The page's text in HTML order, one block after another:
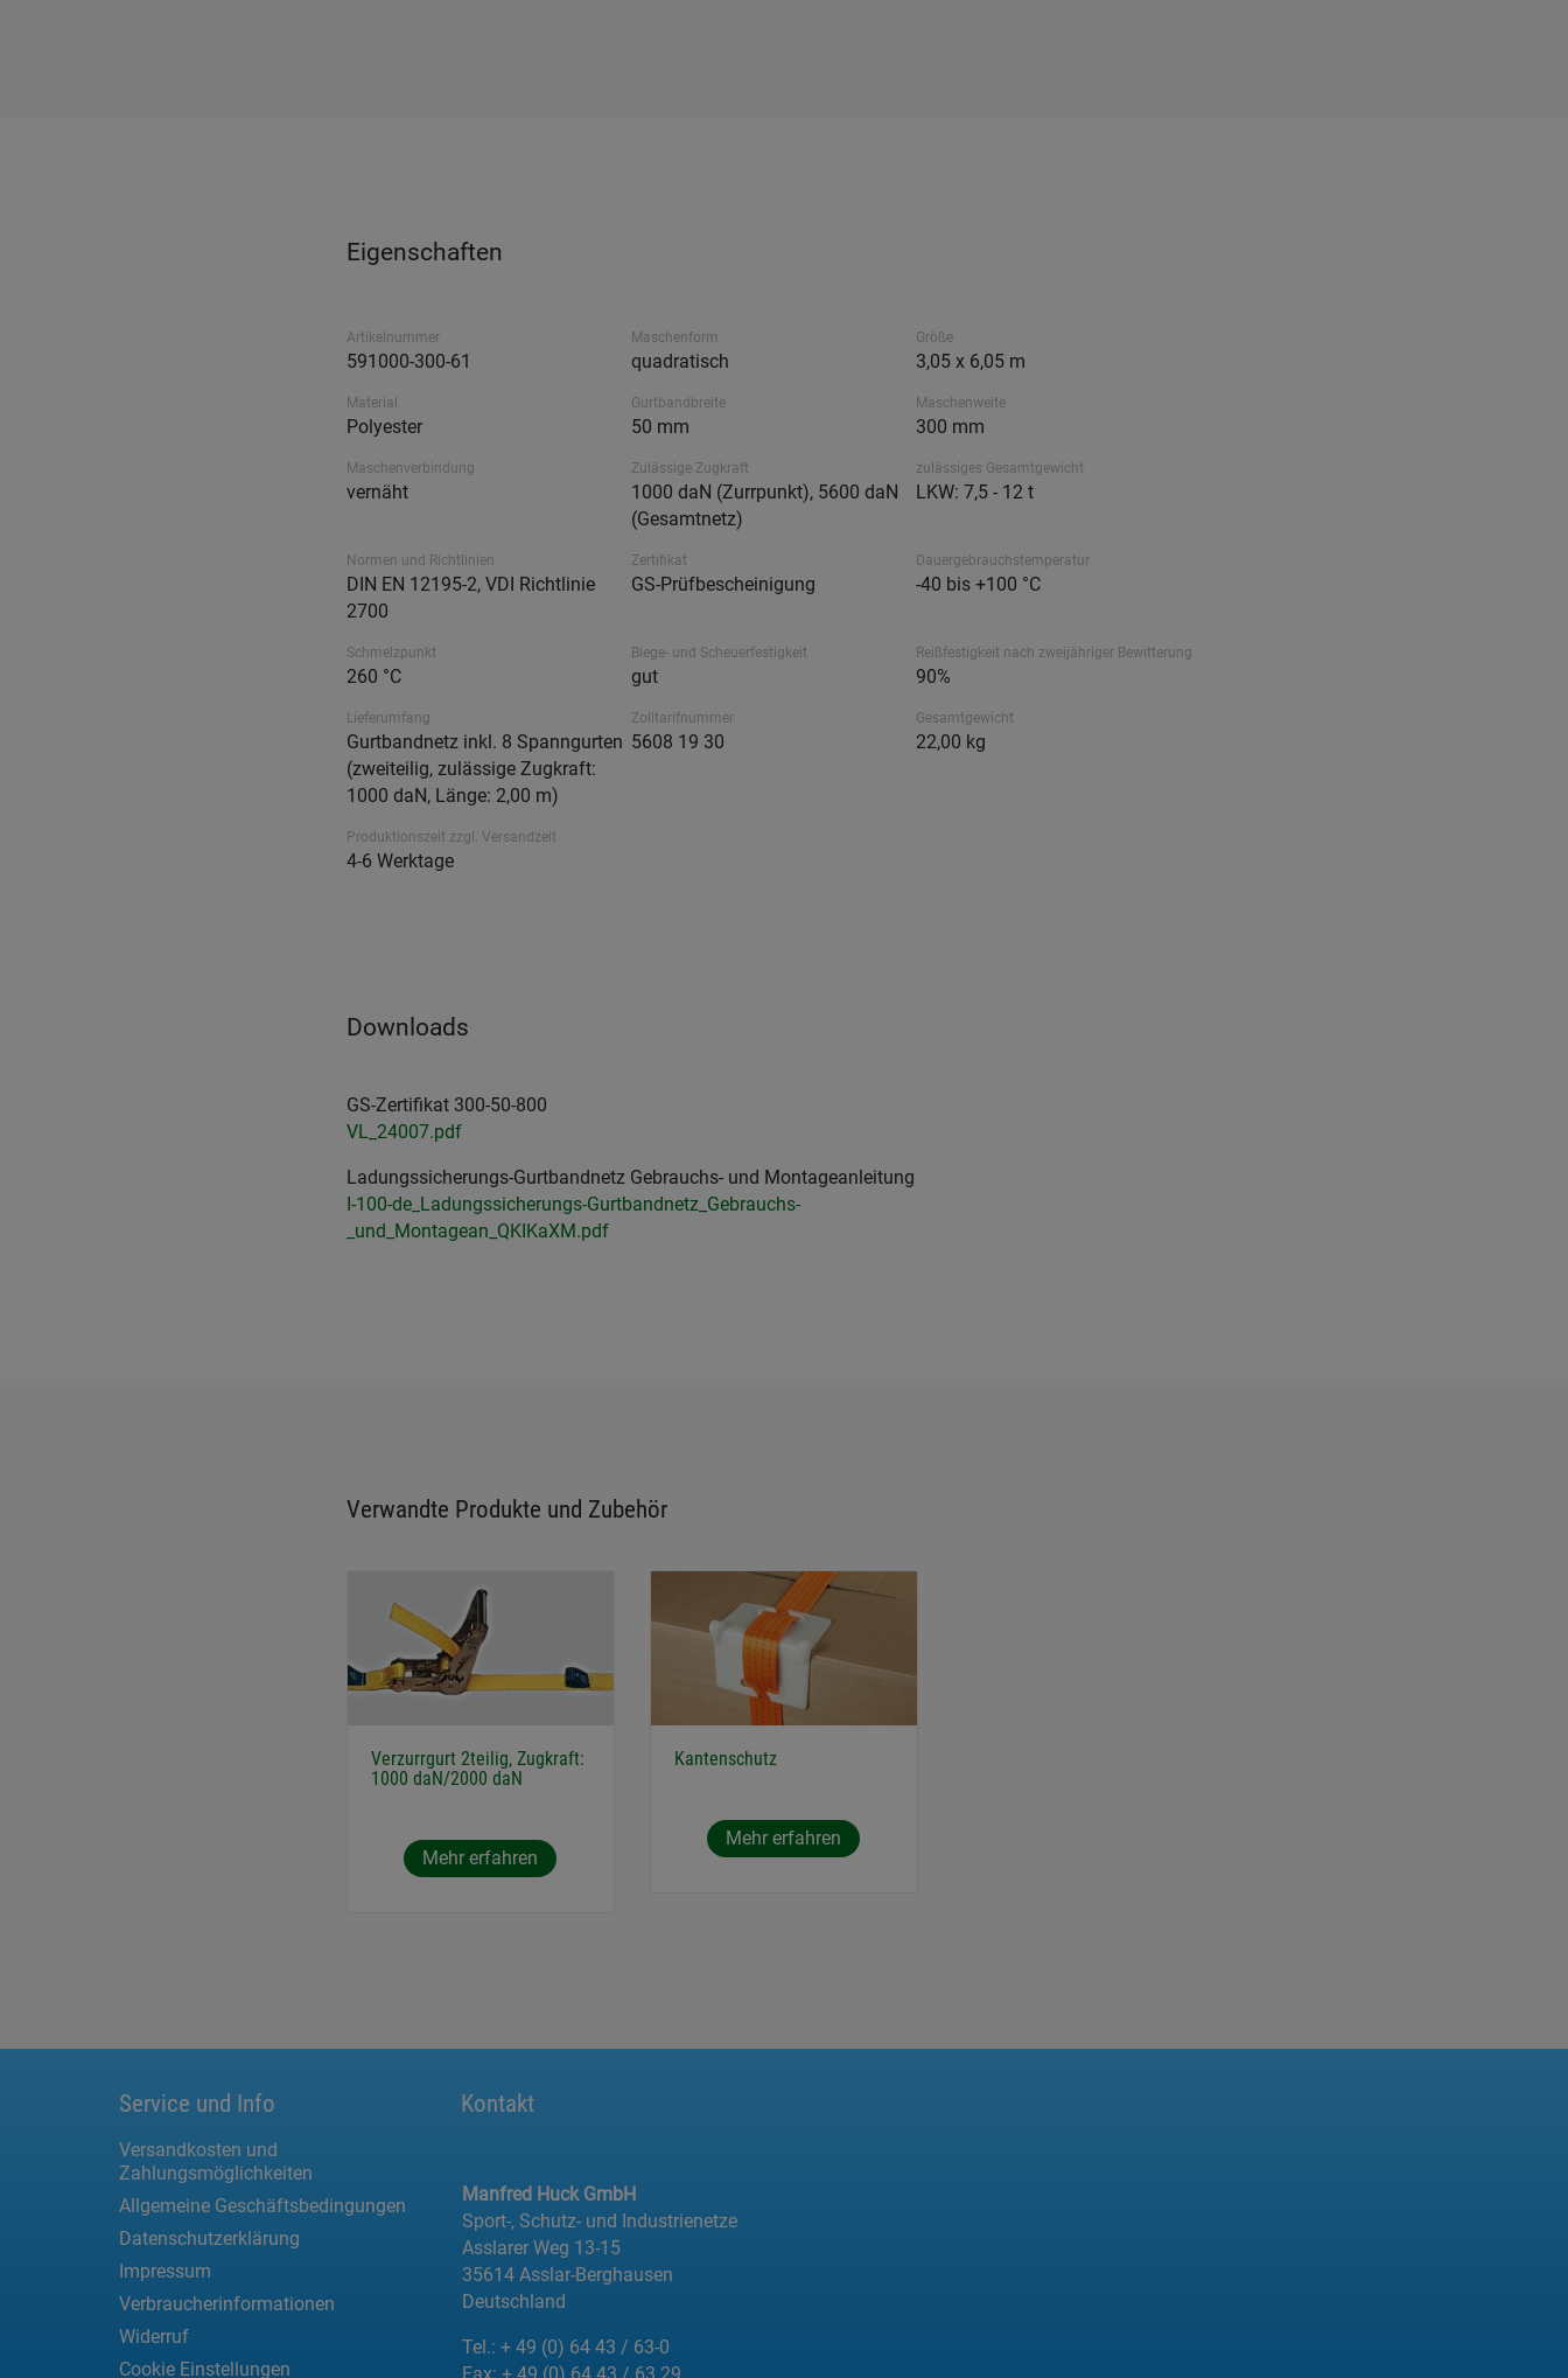
Eigenschaften
Artikelnummer
591000-300-61
Maschenform
quadratisch
Größe
3,05 x 6,05 m
Material
Polyester
Gurtbandbreite
50 mm
Maschenweite
300 mm
Maschenverbindung
vernäht
Zulässige Zugkraft
1000 daN (Zurrpunkt), 5600 daN
(Gesamtnetz)
zulässiges Gesamtgewicht
LKW: 7,5 - 12 t
Normen und Richtlinien
DIN EN 12195-2, VDI Richtlinie
2700
Zertifikat
GS-Prüfbescheinigung
Dauergebrauchstemperatur
-40 bis +100 °C
Schmelzpunkt
260 °C
Biege- und Scheuerfestigkeit
gut
Reißfestigkeit nach zweijähriger Bewitterung
90%
Lieferumfang
Gurtbandnetz inkl. 8 Spanngurten
(zweiteilig, zulässige Zugkraft:
1000 daN, Länge: 2,00 m)
Zolltarifnummer
5608 19 30
Gesamtgewicht
22,00 kg
Produktionszeit zzgl. Versandzeit
4-6 Werktage
Downloads
GS-Zertifikat 300-50-800
VL_24007.pdf
Ladungssicherungs-Gurtbandnetz Gebrauchs- und Montageanleitung
I-100-de_Ladungssicherungs-Gurtbandnetz_Gebrauchs-
_und_Montagean_QKIKaXM.pdf
Verwandte Produkte und Zubehör
Verzurrgurt 2teilig, Zugkraft:
1000 daN/2000 daN
Mehr erfahren
Kantenschutz
Mehr erfahren
Service und Info
Versandkosten und
Zahlungsmöglichkeiten
Allgemeine Geschäftsbedingungen
Datenschutzerklärung
Impressum
Verbraucherinformationen
Widerruf
Cookie Einstellungen
Kontakt
Manfred Huck GmbH
Sport-, Schutz- und Industrienetze
Asslarer Weg 13-15
35614 Asslar-Berghausen
Deutschland
Tel.: + 49 (0) 64 43 / 63-0
Fax: + 49 (0) 64 43 / 63 29